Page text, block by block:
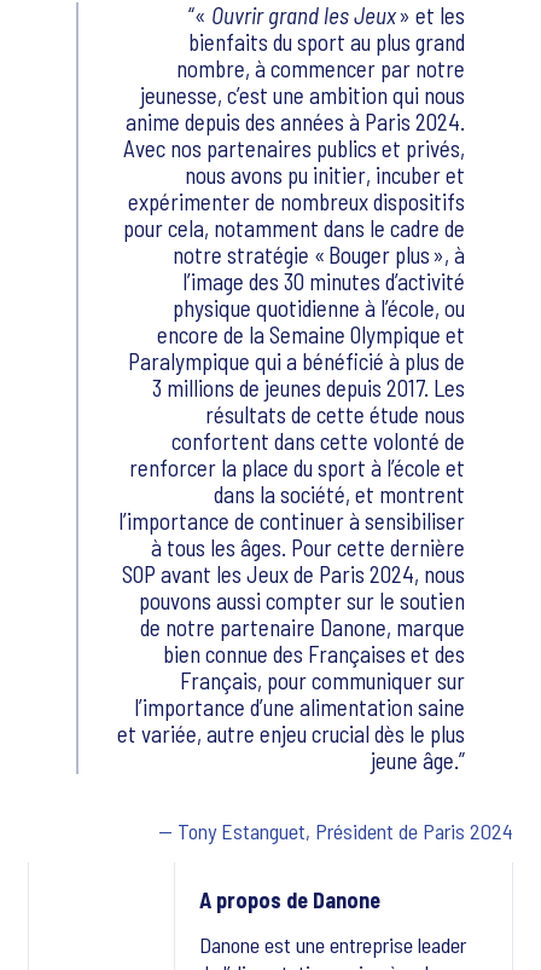
« Ouvrir grand les Jeux» et les
bienfaits du sport au plus grand
nombre, à commencer par notre
jeunesse, c’est une ambition qui nous
anime depuis des années à Paris 2024.
Avec nos partenaires publics et privés,
nous avons pu initier, incuber et
expérimenter de nombreux dispositifs
pour cela, notamment dans le cadre de
notre stratégie « Bouger plus », à
l’image des 30 minutes d’activité
physique quotidienne à l’école, ou
encore de la Semaine Olympique et
Paralympique qui a bénéficié à plus de
3 millions de jeunes depuis 2017. Les
résultats de cette étude nous
confortent dans cette volonté de
renforcer la place du sport à l’école et
dans la société, et montrent
l’importance de continuer à sensibiliser
à tous les âges. Pour cette dernière
SOP avant les Jeux de Paris 2024, nous
pouvons aussi compter sur le soutien
de notre partenaire Danone, marque
bien connue des Françaises et des
Français, pour communiquer sur
l’importance d’une alimentation saine
et variée, autre enjeu crucial dès le plus
jeune âge.
— Tony Estanguet, Président de Paris 2024
A propos de Danone
Danone est une entreprise leader